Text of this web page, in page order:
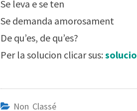
Se leva e se ten
Se demanda amorosament
De qu’es, de qu’es?
Per la solucion clicar sus:
Non Classé